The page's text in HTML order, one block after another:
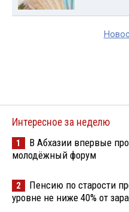
Интересное за неделю
1
В Абхазии впервые
молодёжный форум
2
Пенсию по старости
уровне не ниже 40% от